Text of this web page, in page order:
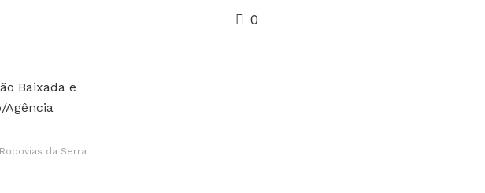
0
da Serra